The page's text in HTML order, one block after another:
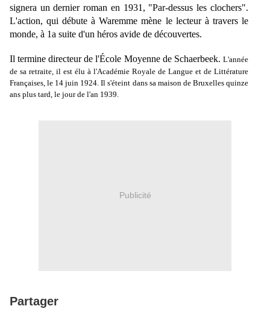
signera un dernier roman en 1931, "Par-dessus les clochers".
L'action, qui débute à Waremme mène le lecteur à travers le
monde, à 1a suite d'un héros avide de découvertes.
Il termine directeur de l'École Moyenne de Schaerbeek. L'année
de sa retraite, il est élu à l'Académie Royale de Langue et de Littérature
Françaises, le 14 juin 1924. Il s'éteint dans sa maison de Bruxelles quinze
ans plus tard, le jour de l'an 1939.
Publicité
Partager